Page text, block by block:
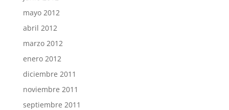
mayo 2012
abril 2012
marzo 2012
enero 2012
diciembre 2011
noviembre 2011
septiembre 2011